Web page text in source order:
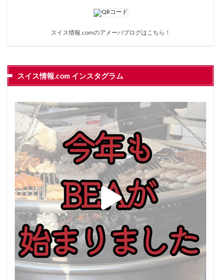
スイス情報.comのアメーバブログは こちら ！
スイス情報.com インスタグラム